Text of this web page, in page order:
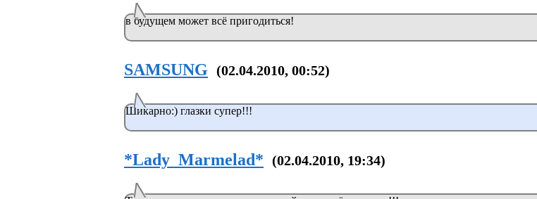
в будущем может всё пригодиться!
SAMSUNG (02.04.2010, 00:52)
Шикарно:) глазки супер!!!
*Lady_Marmelad* (02.04.2010, 19:34)